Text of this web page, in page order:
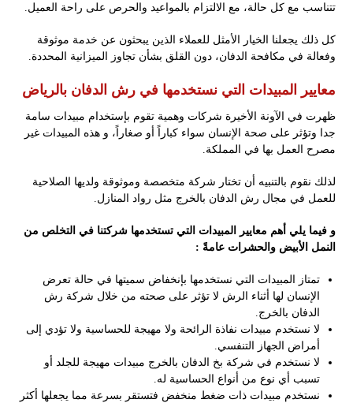
تتناسب مع كل حالة، مع الالتزام بالمواعيد والحرص على راحة العميل.
كل ذلك يجعلنا الخيار الأمثل للعملاء الذين يبحثون عن خدمة موثوقة
وفعالة في مكافحة الدفان، دون القلق بشأن تجاوز الميزانية المحددة.
معايير المبيدات التي نستخدمها في رش الدفان بالرياض
ظهرت في الآونة الأخيرة شركات وهمية تقوم بإستخدام مبيدات سامة
جدا وتؤثر على صحة الإنسان سواء كباراً أو صغاراً، و هذه المبيدات غير
مصرح العمل بها في المملكة.
لذلك نقوم بالتنبيه أن تختار شركة متخصصة وموثوقة ولديها الصلاحية
للعمل في مجال رش الدفان بالخرج مثل رواد المنازل.
و فيما يلي أهم معايير المبيدات التي تستخدمها شركتنا في التخلص من
النمل الأبيض والحشرات عامةً :
تمتاز المبيدات التي نستخدمها بإنخفاض سميتها في حالة تعرض
الإنسان لها أثناء الرش لا تؤثر على صحته من خلال شركة رش
الدفان بالخرج.
لا نستخدم مبيدات نفاذة الرائحة ولا مهيجة للحساسية ولا تؤدي إلى
أمراض الجهاز التنفسي.
لا نستخدم في شركة بخ الدفان بالخرج مبيدات مهيجة للجلد أو
تسبب أي نوع من أنواع الحساسية له.
نستخدم مبيدات ذات ضغط منخفض فتستقر بسرعة مما يجعلها أكثر